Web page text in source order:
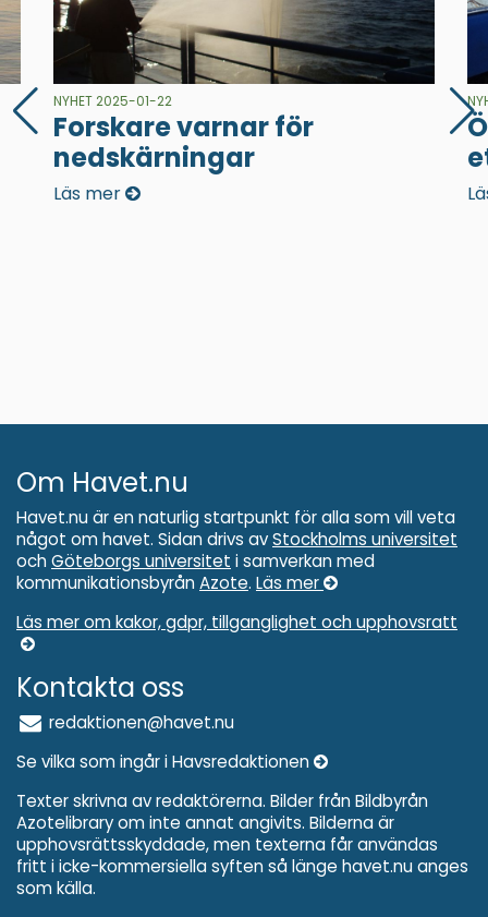
NYHET 2025-01-22
Forskare varnar för
nedskärningar
Läs mer
Om Havet.nu
Havet.nu är en naturlig startpunkt för alla som vill veta
något om havet. Sidan drivs avStockholms universitet
och Göteborgs universitet i samverkan med
kommunikationsbyrån Azote. Läs mer
Läs mer om kakor, gdpr, tillganglighet och upphovsratt
Kontakta oss
redaktionen@havet.nu
Se vilka som ingår i Havsredaktionen
Texter skrivna av redaktörerna. Bilder från Bildbyrån
Azotelibrary om inte annat angivits. Bilderna är
upphovsrättsskyddade, men texterna får användas
fritt i icke-kommersiella syften så länge havet.nu anges
som källa.